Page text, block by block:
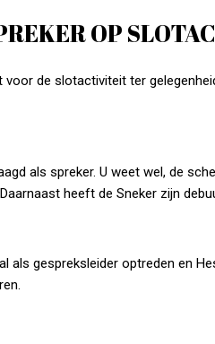
OP
de slotactiviteit ter
als spreker. U weet wel, de
heeft de Sneker zijn
als gespreksleider optreden en